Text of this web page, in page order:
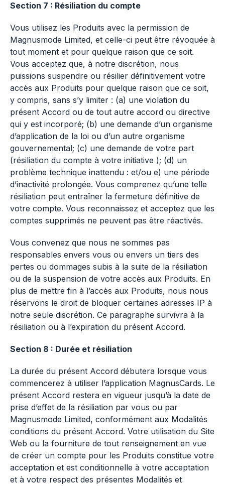
Section 7 : Résiliation du compte
Vous utilisez les Produits avec la permission de
Magnusmode Limited, et celle-ci peut être révoquée à
tout moment et pour quelque raison que ce soit.
Vous acceptez que, à notre discrétion, nous
puissions suspendre ou résilier définitivement votre
accès aux Produits pour quelque raison que ce soit,
y compris, sans s’y limiter : (a) une violation du
présent Accord ou de tout autre accord ou directive
qui y est incorporé; (b) une demande d’un organisme
d’application de la loi ou d’un autre organisme
gouvernemental; (c) une demande de votre part
(résiliation du compte à votre initiative ); (d) un
problème technique inattendu : et/ou e) une période
d’inactivité prolongée. Vous comprenez qu’une telle
résiliation peut entraîner la fermeture définitive de
votre compte. Vous reconnaissez et acceptez que les
comptes supprimés ne peuvent pas être réactivés.
Vous convenez que nous ne sommes pas
responsables envers vous ou envers un tiers des
pertes ou dommages subis à la suite de la résiliation
ou de la suspension de votre accès aux Produits. En
plus de mettre fin à l’accès aux Produits, nous nous
réservons le droit de bloquer certaines adresses IP à
notre seule discrétion. Ce paragraphe survivra à la
résiliation ou à l’expiration du présent Accord.
Section 8 : Durée et résiliation
La durée du présent Accord débutera lorsque vous
commencerez à utiliser l’application MagnusCards. Le
présent Accord restera en vigueur jusqu’à la date de
prise d’effet de la résiliation par vous ou par
Magnusmode Limited, conformément aux Modalités
conditions du présent Accord. Votre utilisation du Site
Web ou la fourniture de tout renseignement en vue
de créer un compte pour les Produits constitue votre
acceptation et est conditionnelle à votre acceptation
et à votre respect des présentes Modalités et